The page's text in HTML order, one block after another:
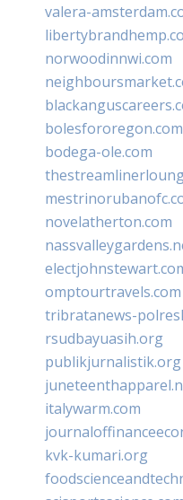
valera-
norwoodinnwi.com
bolesfororegon.com
bodega-ole.com
novelatherton.com
omptourtravels.com
tribratanews-
rsudbayuasih.org
publikjurnalistik.org
italywarm.com
kvk-kumari.org